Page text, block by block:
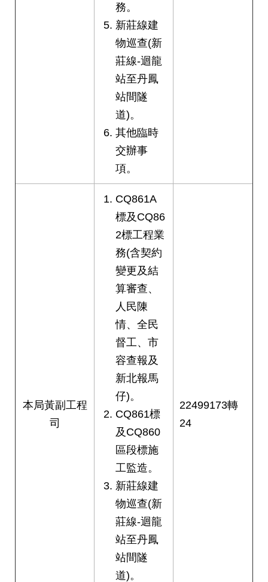
務。
新莊線建
物巡查(新
莊線-迴龍
站至丹鳳
站間隧
道)。
其他臨時
交辦事
項。
本局黃副工程
司
CQ861A
標及CQ86
2標工程業
務(含契約
變更及結
算審查、
人民陳
情、全民
督工、市
容查報及
新北報馬
仔)。
CQ861標
及CQ860
區段標施
工監造。
新莊線建
物巡查(新
莊線-迴龍
站至丹鳳
站間隧
道)。
22499173轉
24